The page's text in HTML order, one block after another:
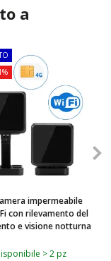
a
impermeabile
con rilevamento del
e visione notturna
> 2 pz